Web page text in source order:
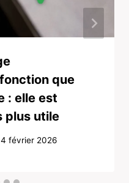
que
: elle est
plus utile
4 février 2026